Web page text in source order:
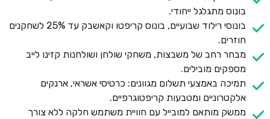
בונוס מתגלגל ייחודי.
בונוסי רילוד שבועיים, בונוס קריפטו וקאשבק עד 25% לשחקנים
חוזרים.
מבחר רחב של משבצות, משחקי שולחן ושולחנות קזינו לייב
מספקים מובילים.
תמיכה באמצעי תשלום מגוונים: כרטיסי אשראי, ארנקים
אלקטרוניים ומטבעות קריפטוגרפיים.
ממשק מותאם למובייל עם חוויית משתמש חלקה ללא צורך